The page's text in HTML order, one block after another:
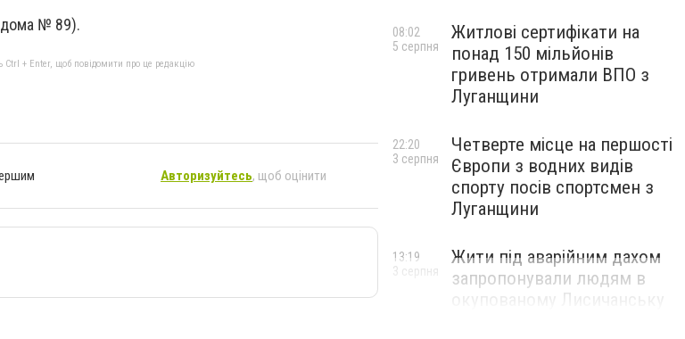
дома № 89).
Ctrl + Enter, щоб повідомити про це редакцію
Авторизуйтесь, щоб оцінити
Житлові сертифікати на
понад 150 мільйонів
гривень отримали ВПО з
Луганщини
08:02
5 серпня
Четверте місце на першості
Європи з водних видів
спорту посів спортсмен з
Луганщини
22:20
3 серпня
Жити під аварійним дахом
запропонували людям в
окупованому Лисичанську
13:19
3 серпня